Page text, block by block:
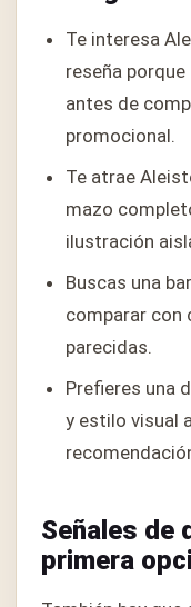
Te interesa
reseña
antes de
promocional.
Te atrae
mazo
ilustración
Buscas una
comparar con
parecidas.
Prefieres una
y estilo visual
Señales de
primera